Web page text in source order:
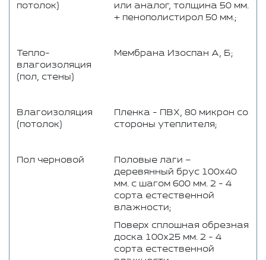
потолок)
или аналог, толщина 50 мм.
+ пенополистирол 50 мм.;
Тепло-
влагоизоляция
(пол, стены)
Мембрана Изоспан А, Б;
Влагоизоляция
(потолок)
Пленка - ПВХ, 80 микрон со
стороны утеплителя;
Пол черновой
Половые лаги –
деревянный брус 100x40
мм. с шагом 600 мм. 2 - 4
сорта естественной
влажности;
Поверх сплошная обрезная
доска 100x25 мм. 2 - 4
сорта естественной